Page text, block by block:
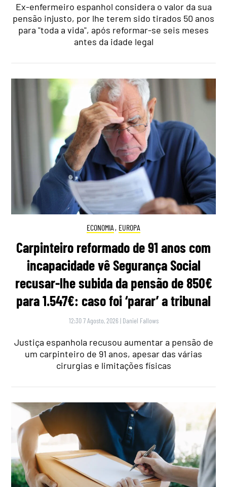
Ex-enfermeiro espanhol considera o valor da sua
pensão injusto, por lhe terem sido tirados 50 anos
para "toda a vida", após reformar-se seis meses
antes da idade legal
ECONOMIA , EUROPA
Carpinteiro reformado de 91 anos com
incapacidade vê Segurança Social
recusar-lhe subida da pensão de 850€
para 1.547€: caso foi ‘parar’ a tribunal
12:30 7 Agosto, 2026 | Daniel Fallows
Justiça espanhola recusou aumentar a pensão de
um carpinteiro de 91 anos, apesar das várias
cirurgias e limitações físicas